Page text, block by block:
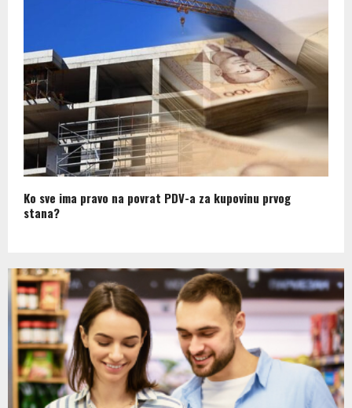
Ko sve ima pravo na povrat PDV-a za kupovinu prvog
stana?